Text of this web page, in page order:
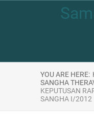
YOU ARE HERE:
SANGHA
KEPUTUSAN
SANGHA I/2012